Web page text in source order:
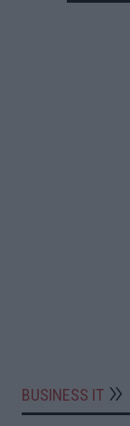
BUSINESS IT